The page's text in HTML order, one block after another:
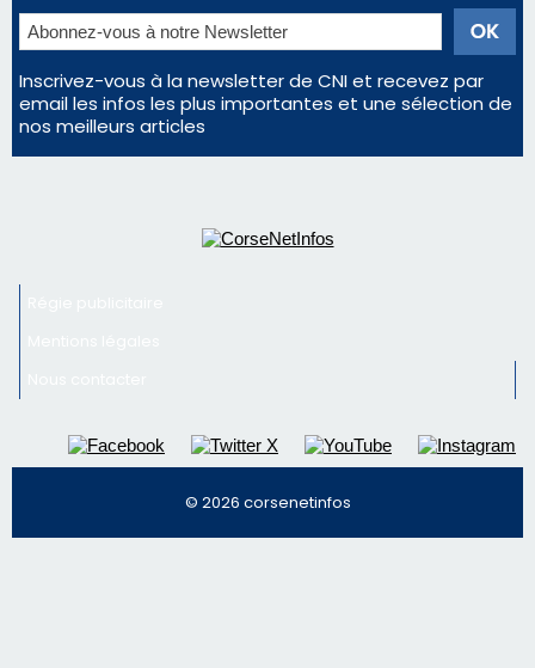
Inscrivez-vous à la newsletter de CNI et recevez par
email les infos les plus importantes et une sélection de
nos meilleurs articles
© 2026 corsenetinfos